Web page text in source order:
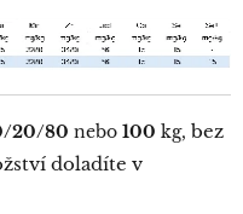
20/80 nebo 100 kg, bez
doladíte v